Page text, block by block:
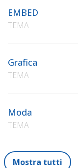
EMBED
TEMA
Grafica
TEMA
Moda
TEMA
Mostra tutti